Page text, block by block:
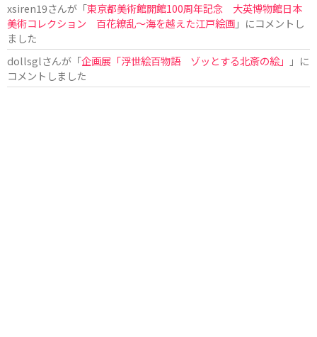
xsiren19さんが「東京都美術館開館100周年記念 大英博物館日本
美術コレクション 百花繚乱～海を越えた江戸絵画」にコメントし
ました
dollsglさんが「企画展「浮世絵百物語 ゾッとする北斎の絵」
」に
コメントしました